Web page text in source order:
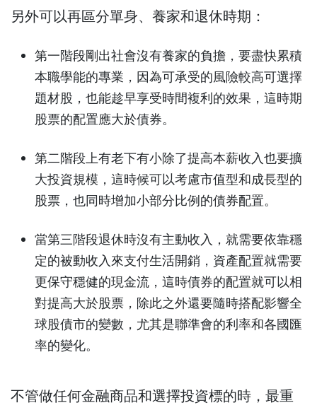
另外可以再區分單身、養家和退休時期：
第一階段剛出社會沒有養家的負擔，要盡快累積
本職學能的專業，因為可承受的風險較高可選擇
題材股，也能趁早享受時間複利的效果，這時期
股票的配置應大於債券。
第二階段上有老下有小除了提高本薪收入也要擴
大投資規模，這時候可以考慮市值型和成長型的
股票，也同時增加小部分比例的債券配置。
當第三階段退休時沒有主動收入，就需要依靠穩
定的被動收入來支付生活開銷，資產配置就需要
更保守穩健的現金流，這時債券的配置就可以相
對提高大於股票，除此之外還要隨時搭配影響全
球股債市的變數，尤其是聯準會的利率和各國匯
率的變化。
不管做任何金融商品和選擇投資標的時，最重